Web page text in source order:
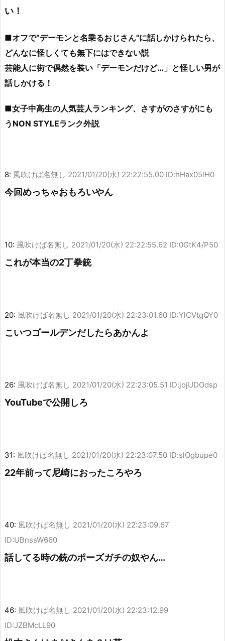
い！
■オフで“デーモンと名乗るおじさん"に話しかけられたら、
どんなに怪しくても無下にはできない説
芸能人に街で偶然を装い「デーモンだけど…」と怪しい男が
話しかける！
■女子中高生の人気芸人ランキング、さすがのさすがにも
うNON STYLEランク外説
8: 風吹けば名無し 2021/01/20(水) 22:22:55.00 ID:hHax05lH0
今回めっちゃおもろいやん
10: 風吹けば名無し 2021/01/20(水) 22:22:55.62 ID:0GtK4/P50
これが本当の2丁拳銃
20: 風吹けば名無し 2021/01/20(水) 22:23:01.60 ID:YlCVtgQY0
こいつゴールデンだしたらあかんよ
26: 風吹けば名無し 2021/01/20(水) 22:23:05.51 ID:jojUDOdsp
YouTubeで公開しろ
31: 風吹けば名無し 2021/01/20(水) 22:23:07.50 ID:slOgbupe0
22年前って尼崎におったころやろ
40: 風吹けば名無し 2021/01/20(水) 22:23:09.67
ID:UBnssW660
話してる時の銃のポーズガチの奴やん…
46: 風吹けば名無し 2021/01/20(水) 22:23:12.99
ID:JZBMcLL90